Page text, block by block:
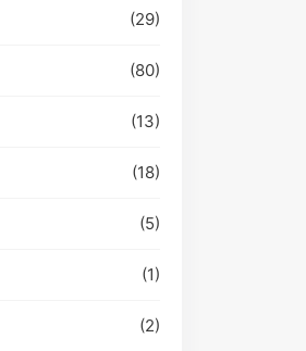
(29)
(80)
(13)
(18)
(5)
(1)
(2)